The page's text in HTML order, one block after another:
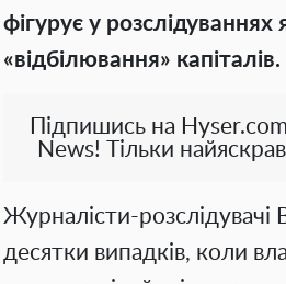
фігурує у
«відбілювання» капіталів.
Підпишись на
News! Тільки
Журналісти-
десятки випадків, коли